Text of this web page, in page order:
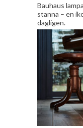
Bauhaus
stanna – en
dagligen.